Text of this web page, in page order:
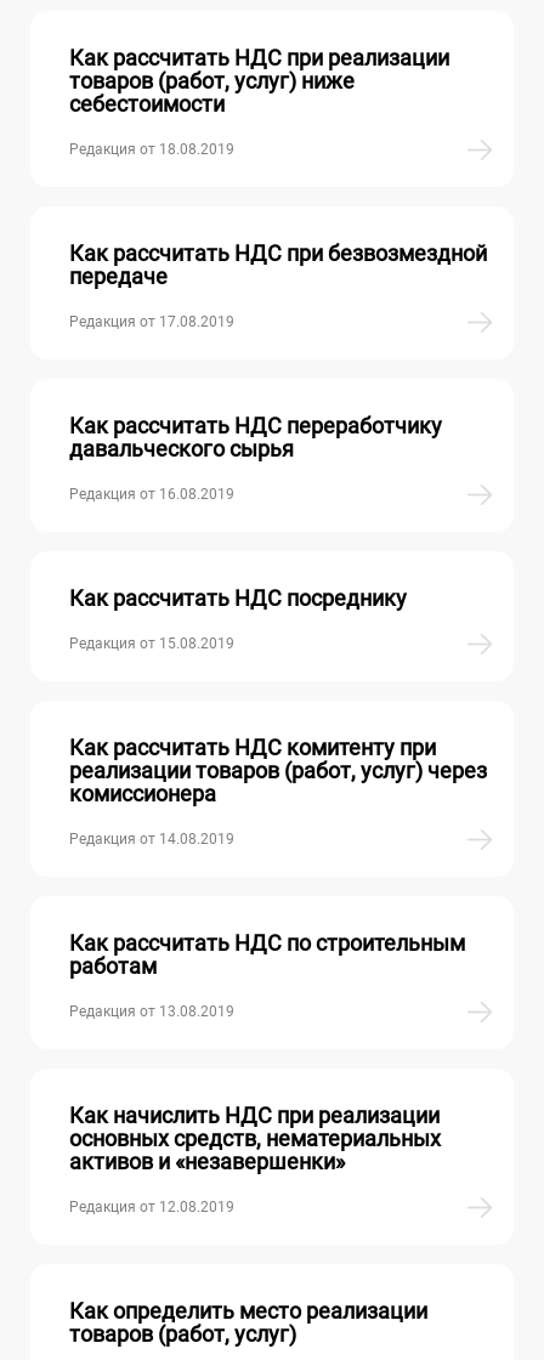
Как рассчитать НДС при реализации
товаров (работ, услуг) ниже
себестоимости
Редакция от 18.08.2019
Как рассчитать НДС при безвозмездной
передаче
Редакция от 17.08.2019
Как рассчитать НДС переработчику
давальческого сырья
Редакция от 16.08.2019
Как рассчитать НДС посреднику
Редакция от 15.08.2019
Как рассчитать НДС комитенту при
реализации товаров (работ, услуг) через
комиссионера
Редакция от 14.08.2019
Как рассчитать НДС по строительным
работам
Редакция от 13.08.2019
Как начислить НДС при реализации
основных средств, нематериальных
активов и «незавершенки»
Редакция от 12.08.2019
Как определить место реализации
товаров (работ, услуг)